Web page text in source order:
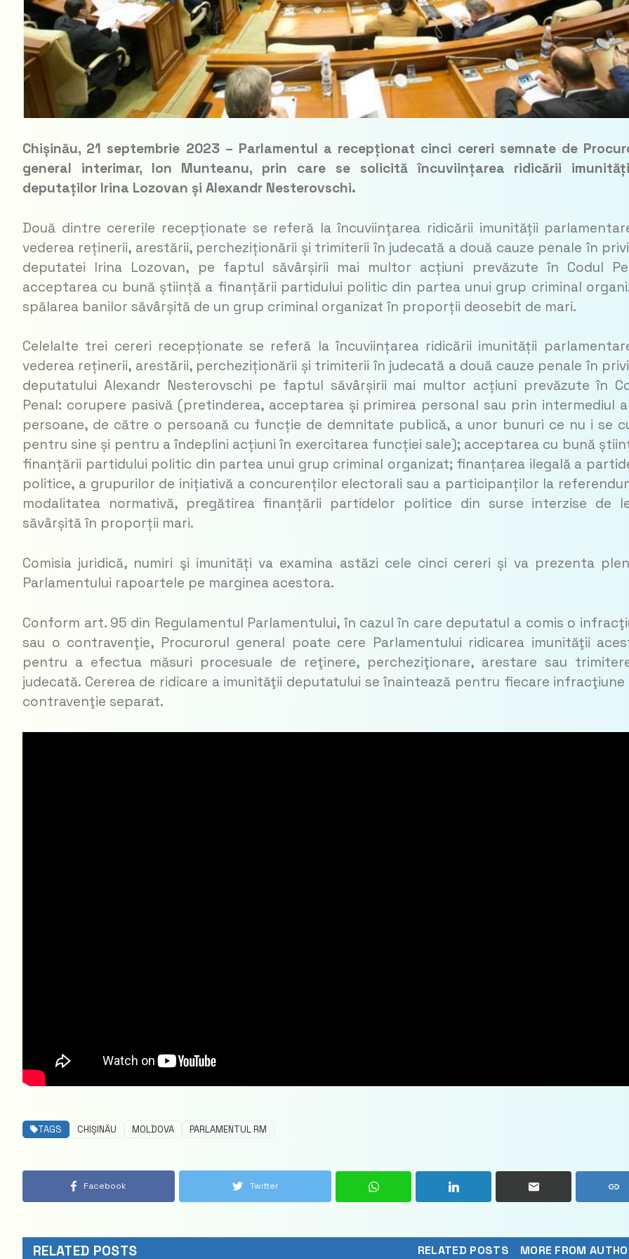
Chișinău, 21 septembrie 2023 – Parlamentul a recepționat cinci cereri semnate de
general interimar, Ion Munteanu, prin care se solicită încuviințarea ridicării
deputaților Irina Lozovan și Alexandr Nesterovschi.
Două dintre cererile recepționate se referă la încuviințarea ridicării imunității
vederea reținerii, arestării, percheziționării și trimiterii în judecată a două cauze penale în
deputatei Irina Lozovan, pe faptul săvârșirii mai multor acțiuni prevăzute în Codul
acceptarea cu bună știință a finanțării partidului politic din partea unui grup criminal
spălarea banilor săvârșită de un grup criminal organizat în proporții deosebit de mari.
Celelalte trei cereri recepționate se referă la încuviințarea ridicării imunității
vederea reținerii, arestării, percheziționării și trimiterii în judecată a două cauze penale în
deputatului Alexandr Nesterovschi pe faptul săvârșirii mai multor acțiuni prevăzute în
Penal: corupere pasivă (pretinderea, acceptarea și primirea personal sau prin intermediul
persoane, de către o persoană cu funcție de demnitate publică, a unor bunuri ce nu i se
pentru sine și pentru a îndeplini acțiuni în exercitarea funcției sale); acceptarea cu bună
finanțării partidului politic din partea unui grup criminal organizat; finanțarea ilegală a
politice, a grupurilor de inițiativă a concurenților electorali sau a participanților la
modalitatea normativă, pregătirea finanțării partidelor politice din surse interzise de
săvârșită în proporții mari.
Comisia juridică, numiri şi imunități va examina astăzi cele cinci cereri și va prezenta
Parlamentului rapoartele pe marginea acestora.
Conform art. 95 din Regulamentul Parlamentului, în cazul în care deputatul a comis o
sau o contravenţie, Procurorul general poate cere Parlamentului ridicarea imunităţii
pentru a efectua măsuri procesuale de reţinere, percheziţionare, arestare sau
judecată. Cererea de ridicare a imunităţii deputatului se înaintează pentru fiecare infracţiune
contravenţie separat.
TAGS CHIȘINĂU MOLDOVA PARLAMENTUL RM
Facebook Twitter
RELATED POSTS RELATED POSTS MORE FROM